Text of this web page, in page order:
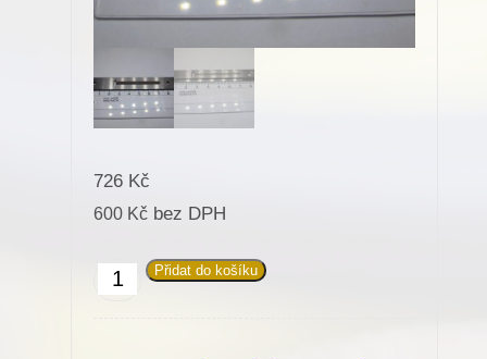
726 Kč
600 Kč bez DPH
StehováPřidat do košíku